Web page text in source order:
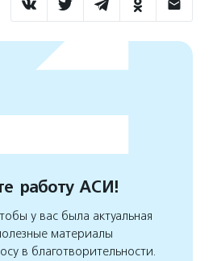
работу АСИ!
у вас была актуальная
материалы
в благотворительности.